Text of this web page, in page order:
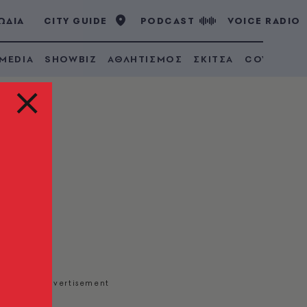
CITY GUIDE PODCAST VOICE RADIO
SHOWBIZ ΑΘΛΗΤΙΣΜΟΣ ΣΚΙΤΣΑ COVID 19